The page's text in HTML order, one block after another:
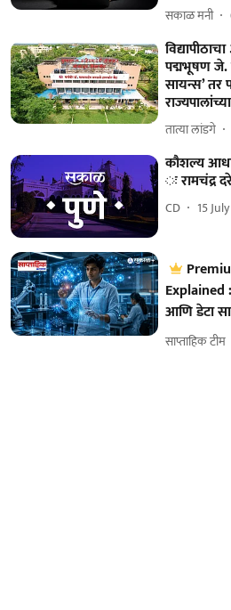
सकाळ मनी
पद्मभूषण जे.
सायन्स’ तर
तात्या लांडगे
कौशल्य
ः रामचंद्र
CD 15
Explained :
आणि डेटा
साप्ताहिक टीम